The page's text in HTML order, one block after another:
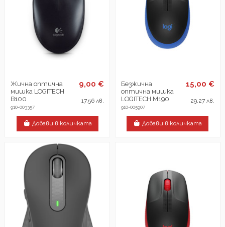
Жична оптична
мишка LOGITECH
B100
910-003357
9,00 €
17,56 лв.
Добави в количката
Безжична
оптична мишка
LOGITECH M190
910-005907
15,00 €
29,27 лв.
Добави в количката